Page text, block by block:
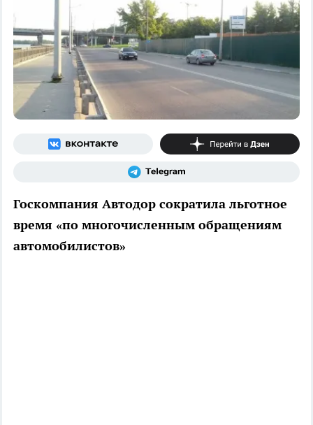
Госкомпания Автодор сократила льготное
время «по многочисленным обращениям
автомобилистов»